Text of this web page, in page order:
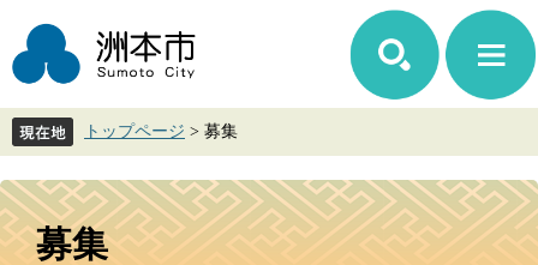
ジ
先
す。
ュ
を
し
て
トップページ > 募集
本
文
募集